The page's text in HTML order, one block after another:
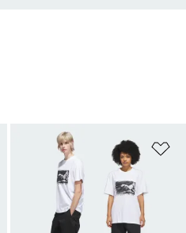
Lägg till på önskelistan